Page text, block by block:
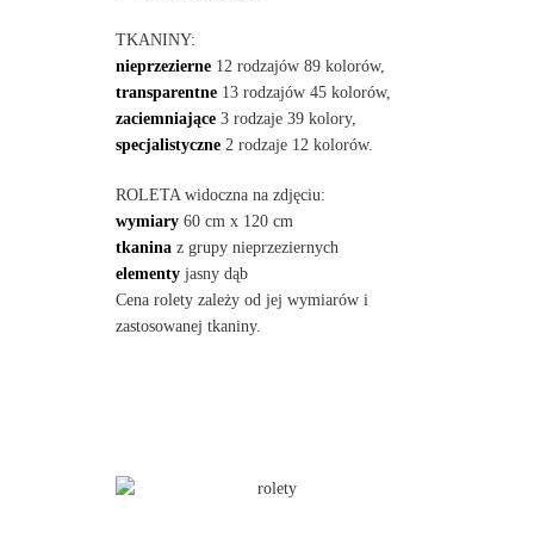
TKANINY:
nieprzezierne12 rodzajów 89 kolorów,
transparentne13 rodzajów 45 kolorów,
zaciemniające3 rodzaje 39 kolory,
specjalistyczne2 rodzaje 12 kolorów.
ROLETA widoczna na zdjęciu:
wymiary60 cm x 120 cm
tkaninaz grupy nieprzeziernych
elementyjasny dąb
Cena rolety zależy od jej wymiarów i
zastosowanej tkaniny.